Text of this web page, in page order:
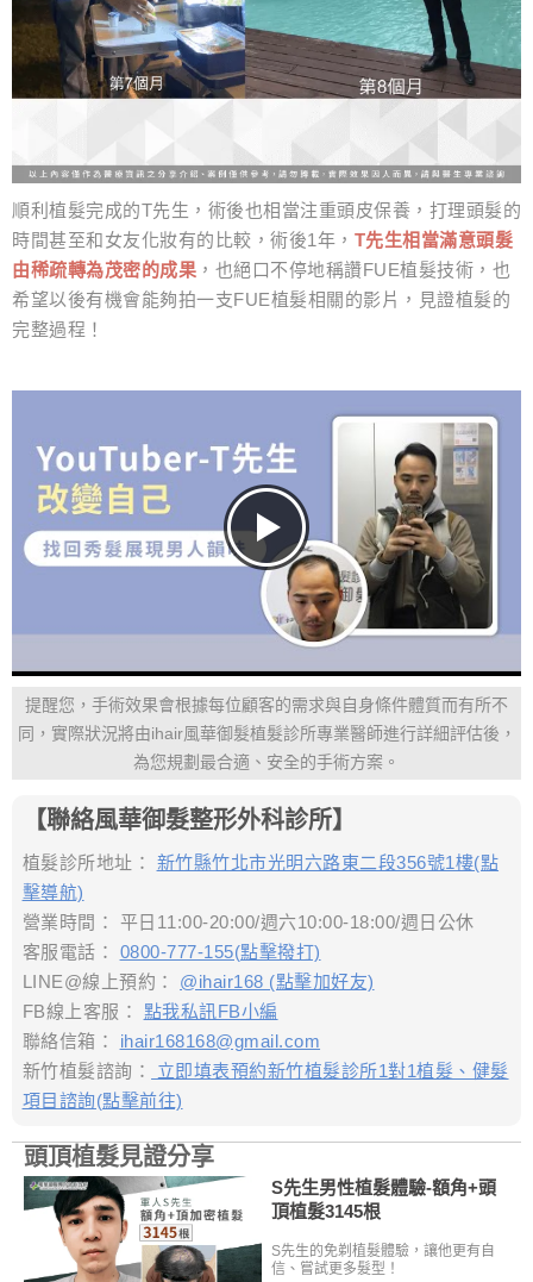
順利植髮完成的T先生，術後也相當注重頭皮保養，打理頭髮的
時間甚至和女友化妝有的比較，術後1年， T先生相當滿意頭髮
由稀疏轉為茂密的成果 ，也絕口不停地稱讚FUE植髮技術，也
希望以後有機會能夠拍一支FUE植髮相關的影片，見證植髮的
完整過程！
提醒您，手術效果會根據每位顧客的需求與自身條件體質而有所不
同，實際狀況將由ihair風華御髮植髮診所專業醫師進行詳細評估後，
為您規劃最合適、安全的手術方案。
【聯絡風華御髮整形外科診所】
植髮診所地址： 新竹縣竹北市光明六路東二段356號1樓(點
擊導航)
營業時間： 平日11:00-20:00/週六10:00-18:00/週日公休
客服電話： 0800-777-155(點擊撥打)
LINE@線上預約： @ihair168 (點擊加好友)
FB線上客服： 點我私訊FB小編
聯絡信箱： ihair168168@gmail.com
新竹植髮諮詢：
立即填表預約新竹植髮診所1對1植髮、健髮
項目諮詢(點擊前往)
頭頂植髮見證分享
S先生男性植髮體驗-額角+頭
頂植髮3145根
S先生的免剃植髮體驗，讓他更有自
信、嘗試更多髮型！